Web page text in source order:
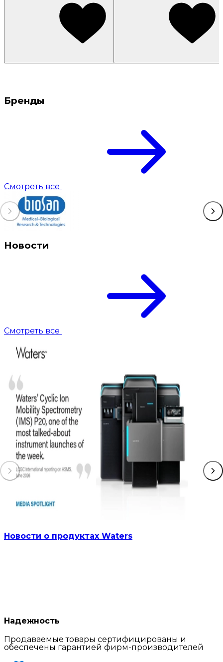
Бренды
Смотреть все
Новости
Смотреть все
Новости о продуктах Waters
Надежность
Продаваемые товары сертифицированы и
обеспечены гарантией фирм-производителей